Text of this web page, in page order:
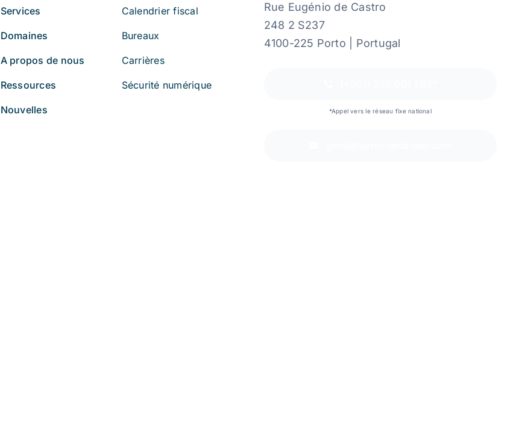
Services
Domaines
A propos de nous
Ressources
Nouvelles
Calendrier fiscal
Bureaux
Carrières
Sécurité numérique
Rue Eugénio de Castro
248 2 S237
4100-225 Porto | Portugal
*Appel vers le réseau fixe national